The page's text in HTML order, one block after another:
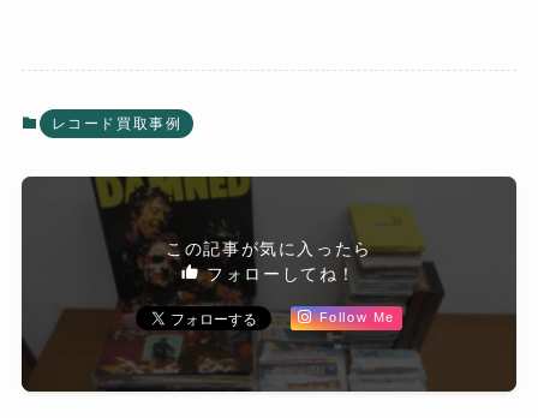
レコード買取事例
この記事が気に入ったら
フォローしてね！
Follow Me